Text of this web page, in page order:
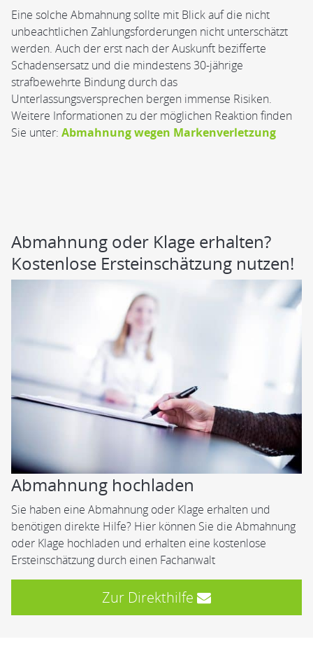
Eine solche Abmahnung sollte mit Blick auf die nicht
unbeachtlichen Zahlungsforderungen nicht unterschätzt
werden. Auch der erst nach der Auskunft bezifferte
Schadensersatz und die mindestens 30-jährige
strafbewehrte Bindung durch das
Unterlassungsversprechen bergen immense Risiken.
Weitere Informationen zu der möglichen Reaktion finden
Sie unter: Abmahnung wegen Markenverletzung
Abmahnung oder Klage erhalten?
Kostenlose Ersteinschätzung nutzen!
Abmahnung hochladen
Sie haben eine Abmahnung oder Klage erhalten und
benötigen direkte Hilfe? Hier können Sie die Abmahnung
oder Klage hochladen und erhalten eine kostenlose
Ersteinschätzung durch einen Fachanwalt
Zur Direkthilfe